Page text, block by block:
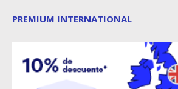
PREMIUM INTERNATIONAL